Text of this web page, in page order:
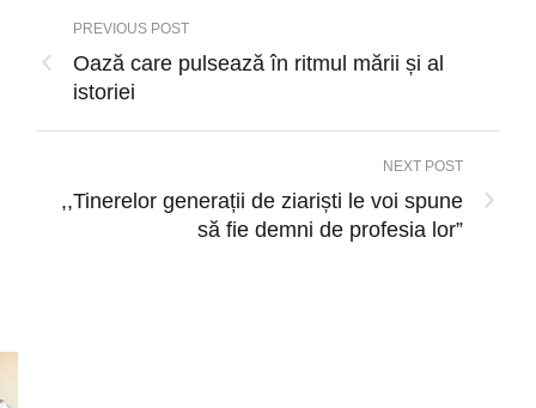
PREVIOUS POST
Oază care pulsează în ritmul mării și al
istoriei
NEXT POST
,,Tinerelor generații de ziariști le voi spune
să fie demni de profesia lor”